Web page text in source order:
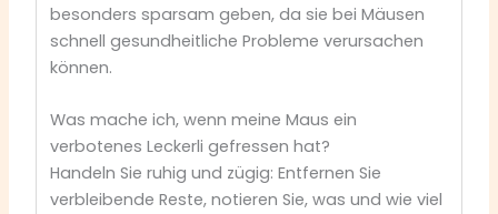
besonders sparsam geben, da sie bei Mäusen
schnell gesundheitliche Probleme verursachen
können.
Was mache ich, wenn meine Maus ein
verbotenes Leckerli gefressen hat?
Handeln Sie ruhig und zügig: Entfernen Sie
verbleibende Reste, notieren Sie, was und wie viel